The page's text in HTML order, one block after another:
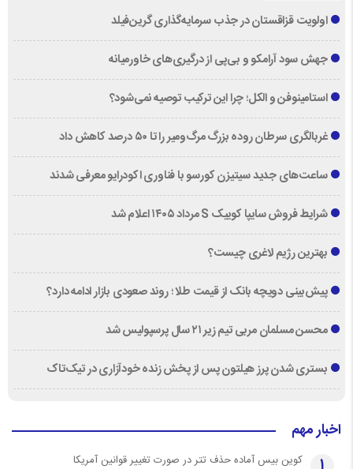
اولویت قزاقستان در جذب سرمایه‌گذاری گرین‌فیلد
جهش سود آرامکو و بی‌پی از درگیری‌های خاورمیانه
استامینوفن و الکل؛ چرا این ترکیب توصیه نمی‌شود؟
غربالگری سرطان روده بزرگ مرگ‌ومیر را تا ۵۰ درصد کاهش داد
ساعت‌های جدید سیتیزن کورسو با فناوری اکودرایو معرفی شدند
شرایط فروش سایپا کوییک S مرداد ۱۴۰۵ اعلام شد
بهترین رژیم لاغری چیست؟
پیش‌بینی دویچه‌ بانک از قیمت طلا ؛ روند صعودی بازار ادامه دارد؟
محسن مسلمان مربی تیم زیر ۲۱ سال پرسپولیس شد
بستری شدن پرز هیلتون پس از پخش زنده خودآزاری در تیک‌تاک
اخبار مهم
کوین بیس آماده حذف تتر در صورت تغییر قوانین آمریکا